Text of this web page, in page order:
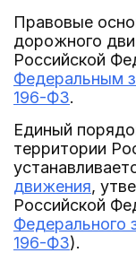
Правовые
дорожного
Российской
Федеральным
196-ФЗ.
Единый
территории
движения,
Российской
Федерального
196-ФЗ).